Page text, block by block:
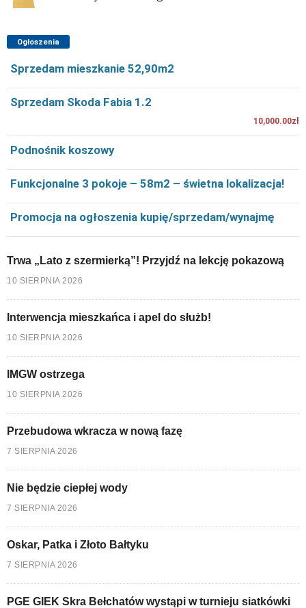
Ogłoszenia
Sprzedam mieszkanie 52,90m2
Sprzedam Skoda Fabia 1.2
10,000.00zł
Podnośnik koszowy
Funkcjonalne 3 pokoje – 58m2 – świetna lokalizacja!
Promocja na ogłoszenia kupię/sprzedam/wynajmę
Trwa „Lato z szermierką”! Przyjdź na lekcję pokazową
10 SIERPNIA 2026
Interwencja mieszkańca i apel do służb!
10 SIERPNIA 2026
IMGW ostrzega
10 SIERPNIA 2026
Przebudowa wkracza w nową fazę
7 SIERPNIA 2026
Nie będzie ciepłej wody
7 SIERPNIA 2026
Oskar, Patka i Złoto Bałtyku
7 SIERPNIA 2026
PGE GIEK Skra Bełchatów wystąpi w turnieju siatkówki